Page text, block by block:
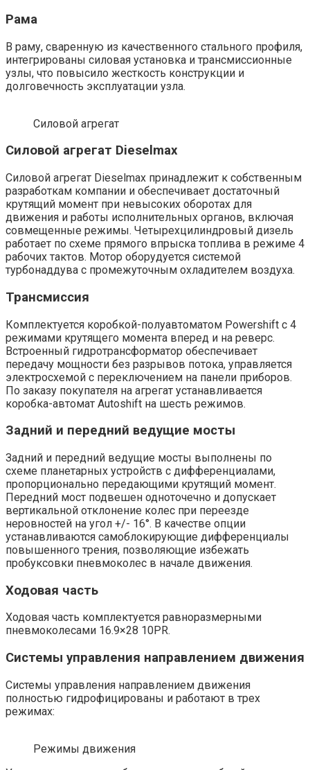
Рама
В раму, сваренную из качественного стального профиля,
интегрированы силовая установка и трансмиссионные
узлы, что повысило жесткость конструкции и
долговечность эксплуатации узла.
Силовой агрегат
Силовой агрегат Dieselmax
Силовой агрегат Dieselmax принадлежит к собственным
разработкам компании и обеспечивает достаточный
крутящий момент при невысоких оборотах для
движения и работы исполнительных органов, включая
совмещенные режимы. Четырехцилиндровый дизель
работает по схеме прямого впрыска топлива в режиме 4
рабочих тактов. Мотор оборудуется системой
турбонаддува с промежуточным охладителем воздуха.
Трансмиссия
Комплектуется коробкой-полуавтоматом Powershift с 4
режимами крутящего момента вперед и на реверс.
Встроенный гидротрансформатор обеспечивает
передачу мощности без разрывов потока, управляется
электросхемой с переключением на панели приборов.
По заказу покупателя на агрегат устанавливается
коробка-автомат Autoshift на шесть режимов.
Задний и передний ведущие мосты
Задний и передний ведущие мосты выполнены по
схеме планетарных устройств с дифференциалами,
пропорционально передающими крутящий момент.
Передний мост подвешен одноточечно и допускает
вертикальной отклонение колес при переезде
неровностей на угол +/- 16°. В качестве опции
устанавливаются самоблокирующие дифференциалы
повышенного трения, позволяющие избежать
пробуксовки пневмоколес в начале движения.
Ходовая часть
Ходовая часть комплектуется равноразмерными
пневмоколесами 16.9×28 10PR.
Системы управления направлением движения
Системы управления направлением движения
полностью гидрофицированы и работают в трех
режимах:
Режимы движения